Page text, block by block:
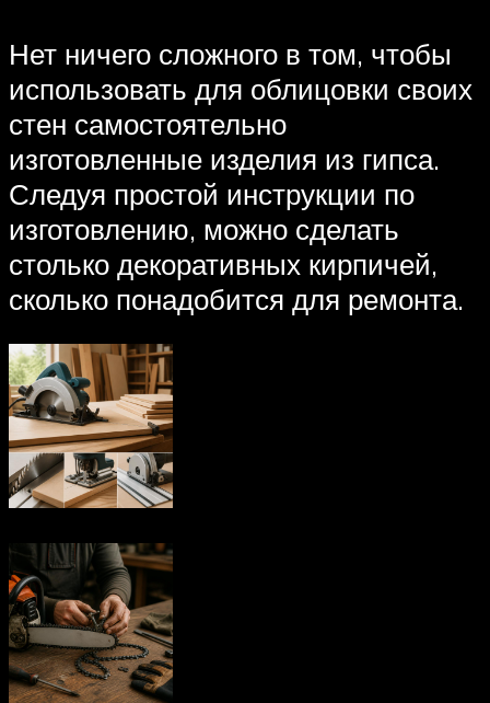
Нет ничего сложного в том, чтобы
использовать для облицовки своих
стен самостоятельно
изготовленные изделия из гипса.
Следуя простой инструкции по
изготовлению, можно сделать
столько декоративных кирпичей,
сколько понадобится для ремонта.